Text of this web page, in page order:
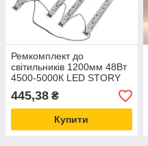
Ремкомплект до
світильників 1200мм 48Вт
4500-5000К LED STORY
Profi
445,38 ₴
Купити